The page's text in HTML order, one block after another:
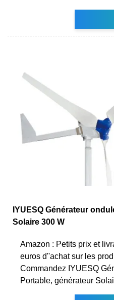
IYUESQ Générateur
Solaire 300 W
Amazon : Petits prix et
euros d''achat sur les
Commandez IYUESQ
Portable, générateur